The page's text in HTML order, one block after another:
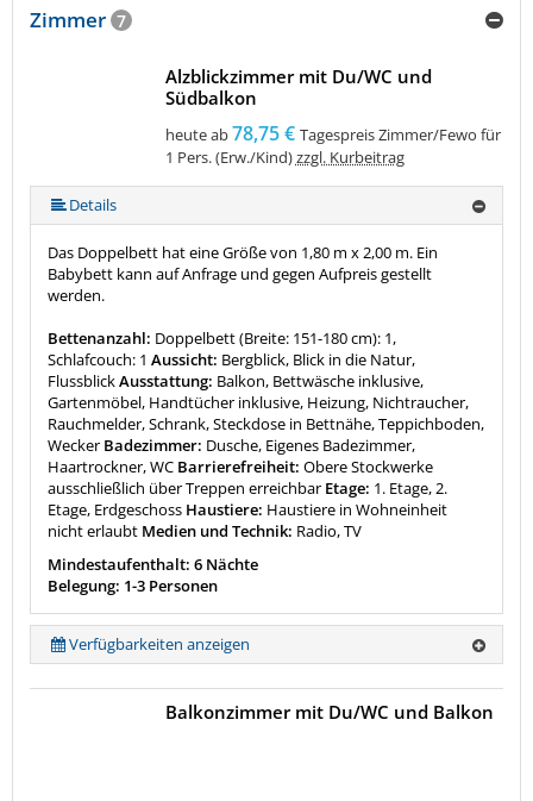
Zimmer 7
Alzblickzimmer mit Du/WC und
Südbalkon
heute ab78,75 € Tagespreis Zimmer/Fewo für
1 Pers. (Erw./Kind)zzgl. Kurbeitrag
Details
Das Doppelbett hat eine Größe von 1,80 m x 2,00 m. Ein
Babybett kann auf Anfrage und gegen Aufpreis gestellt
werden.
Bettenanzahl: Doppelbett (Breite: 151-180 cm): 1,
Schlafcouch: 1 Aussicht: Bergblick, Blick in die Natur,
FlussblickAusstattung: Balkon, Bettwäsche inklusive,
Gartenmöbel, Handtücher inklusive, Heizung, Nichtraucher,
Rauchmelder, Schrank, Steckdose in Bettnähe, Teppichboden,
Wecker Badezimmer: Dusche, Eigenes Badezimmer,
Haartrockner, WC Barrierefreiheit: Obere Stockwerke
ausschließlich über Treppen erreichbar Etage: 1. Etage, 2.
Etage, Erdgeschoss Haustiere: Haustiere in Wohneinheit
nicht erlaubt Medien und Technik: Radio, TV
Mindestaufenthalt: 6 Nächte
Belegung: 1-3 Personen
Verfügbarkeiten anzeigen
Balkonzimmer mit Du/WC und Balkon